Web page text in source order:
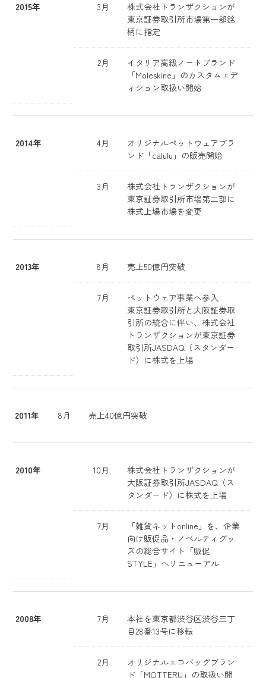
2015年 3月
株式会社トランザクションが
東京証券取引所市場第一部銘
柄に指定
2月
イタリア高級ノートブランド
「Moleskine」のカスタムエデ
ィション取扱い開始
2014年 4月
オリジナルペットウェアブラ
ンド「calulu」の販売開始
3月
株式会社トランザクションが
東京証券取引所市場第二部に
株式上場市場を変更
2013年 8月 売上50億円突破
7月
ペットウェア事業へ参入
東京証券取引所と大阪証券取
引所の統合に伴い、株式会社
トランザクションが東京証券
取引所JASDAQ（スタンダー
ド）に株式を上場
2011年 8月 売上40億円突破
2010年 10月
株式会社トランザクションが
大阪証券取引所JASDAQ（ス
タンダード）に株式を上場
7月
「雑貨ネットonline」を、企業
向け販促品・ノベルティグッ
ズの総合サイト「販促
STYLE」へリニューアル
2008年 7月
本社を東京都渋谷区渋谷三丁
目28番13号に移転
2月
オリジナルエコバッグブラン
ド「MOTTERU」の取扱い開